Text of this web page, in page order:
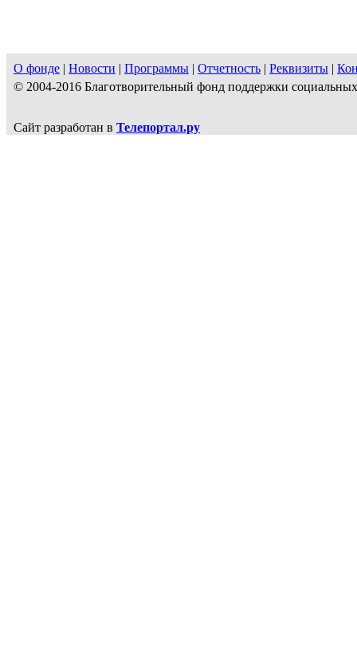
О фонде | Новости | Программы | Отчетность | Реквизиты |
© 2004-2016 Благотворительный фонд поддержки
Сайт разработан в Телепортал.ру